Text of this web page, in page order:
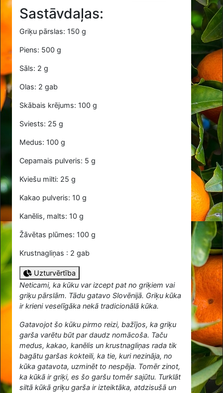
Sastāvdaļas:
Griķu pārslas: 150 g
Piens: 500 g
Sāls: 2 g
Olas: 2 gab
Skābais krējums: 100 g
Sviests: 25 g
Medus: 100 g
Cepamais pulveris: 5 g
Kviešu milti: 25 g
Kakao pulveris: 10 g
Kanēlis, malts: 10 g
Žāvētas plūmes: 100 g
Krustnagliņas : 2 gab
Uzturvērtība
Neticami, ka kūku var izcept pat no griķiem vai
griķu pārslām. Tādu gatavo Slovēnijā. Griķu kūka
ir krieni veselīgāka nekā tradicionālā kūka.
Gatavojot šo kūku pirmo reizi, bažījos, ka griķu
garša varētu būt par daudz nomācoša. Taču
medus, kakao, kanēlis un krustnagliņas rada tik
bagātu garšas kokteili, ka tie, kuri nezināja, no
kūka gatavota, uzminēt to nespēja. Tomēr zinot,
ka kūkā ir griķi, es šo garšu tomēr sajūtu. Turklāt
siltā kūkā griķu garša ir izteiktāka, atdzisušā un